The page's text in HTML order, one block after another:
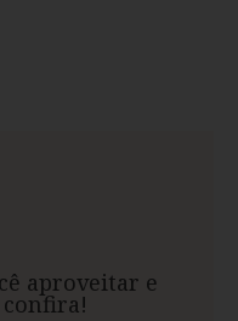
aproveitar e